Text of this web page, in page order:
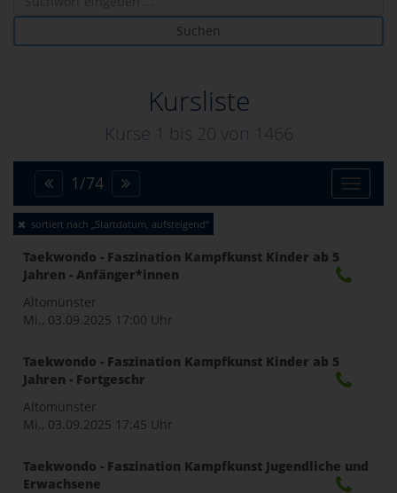
Suchen
Kursliste
Kurse 1 bis 20 von 1466
Toggle
1/74
sortiert nach „Startdatum, aufsteigend“
Taekwondo - Faszination Kampfkunst Kinder ab 5
Jahren - Anfänger*innen
Altomünster
Mi., 03.09.2025 17:00 Uhr
Taekwondo - Faszination Kampfkunst Kinder ab 5
Jahren - Fortgeschr
Altomünster
Mi., 03.09.2025 17:45 Uhr
Taekwondo - Faszination Kampfkunst Jugendliche und
Erwachsene